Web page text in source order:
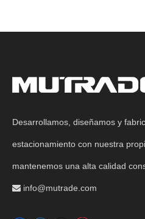
Desarrollamos, diseñamos y
estacionamiento con nuestra
mantenemos una alta calidad
 info@mutrade.com